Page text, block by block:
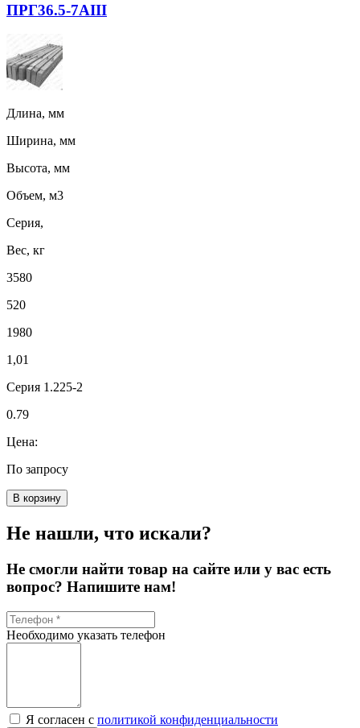
ПРГ36.5-7АIII
Длина, мм
Ширина, мм
Высота, мм
Объем, м3
Серия,
Вес, кг
3580
520
1980
1,01
Серия 1.225-2
0.79
Цена:
По запросу
В корзину
Не нашли, что искали?
Не смогли найти товар на сайте или у вас есть
вопрос? Напишите нам!
Необходимо указать телефон
Я согласен с политикой конфиденциальности